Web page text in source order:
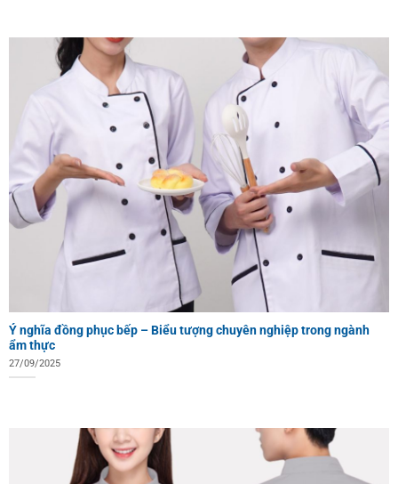
Ý nghĩa đồng phục bếp – Biểu tượng chuyên nghiệp trong ngành
ẩm thực
27/09/2025